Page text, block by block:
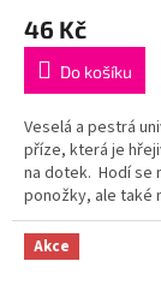
46 Kč
Do košíku
Veselá a pestrá
příze, která je
na dotek. Hodí se
ponožky, ale také
kardigany či
75% vlna, 25%
Akce